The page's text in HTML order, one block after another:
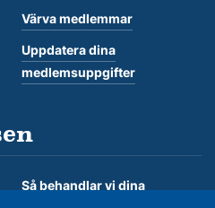
Värva medlemmar
Uppdatera dina
medlemsuppgifter
Så behandlar vi dina